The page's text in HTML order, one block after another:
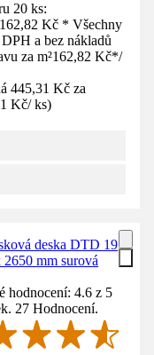
20 ks:
Kč * Všechny
a bez nákladů
za m²162,82 Kč*/
445,31 Kč za
Kč/ ks)
deska DTD 19
mm surová
hodnocení: 4.6 z 5
27 Hodnocení.